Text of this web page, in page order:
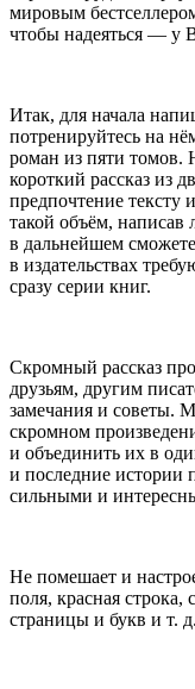
мировым
чтобы надеяться — у
Итак, для начала
потренируйтесь на
роман из пяти томов.
короткий рассказ из
предпочтение тексту
такой объём,
в дальнейшем
в издательствах
сразу серии книг.
Скромный рассказ
друзьям, другим
замечания и советы.
скромном
и объединить их в
и последние истории
сильными и
Не помешает и
поля, красная
страницы и букв и т. д.